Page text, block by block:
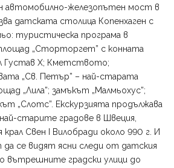
автомобилно-железопътен мост в
датската столица Копенхаген с
туристическа програма в
„Сторторгет” с конната
Густав X; Кметството;
„Св. Петър” – най-старата
„Лила”; замъкът „Малмьохус”;
„Слотс”. Екскурзията продължава
старите градове в Швеция,
Свен I Вилобради около 990 г. И
се видят ясни следи от датския
вътрешните градски улици до